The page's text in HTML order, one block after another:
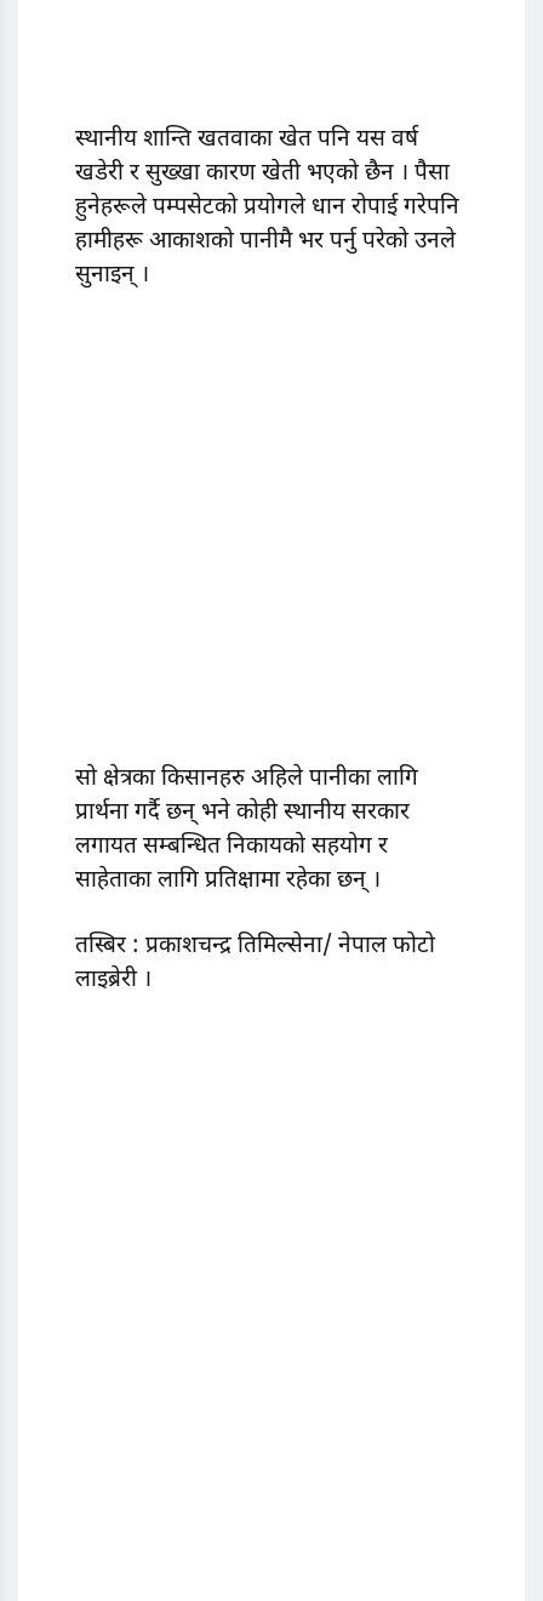
स्थानीय शान्ति खतवाका खेत पनि यस वर्ष
खडेरी र सुख्खा कारण खेती भएको छैन । पैसा
हुनेहरूले पम्पसेटको प्रयोगले धान रोपाई गरेपनि
हामीहरू आकाशको पानीमै भर पर्नु परेको उनले
सुनाइन् ।
सो क्षेत्रका किसानहरु अहिले पानीका लागि
प्रार्थना गर्दै छन् भने कोही स्थानीय सरकार
लगायत सम्बन्धित निकायको सहयोग र
साहेताका लागि प्रतिक्षामा रहेका छन् ।
तस्बिर : प्रकाशचन्द्र तिमिल्सेना/ नेपाल फोटो
लाइब्रेरी ।